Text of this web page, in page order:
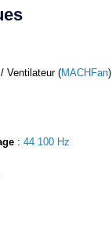
Ventilateur (MACHFan)
: 44 100 Hz